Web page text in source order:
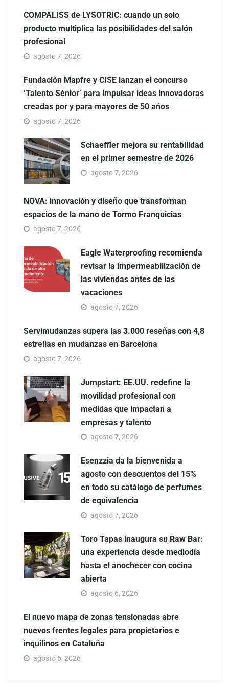
COMPALISS de LYSOTRIC: cuando un solo
producto multiplica las posibilidades del salón
profesional
agosto 7, 2026
Fundación Mapfre y CISE lanzan el concurso
‘Talento Sénior’ para impulsar ideas innovadoras
creadas por y para mayores de 50 años
agosto 7, 2026
Schaeffler mejora su rentabilidad
en el primer semestre de 2026
agosto 7, 2026
NOVA: innovación y diseño que transforman
espacios de la mano de Tormo Franquicias
agosto 7, 2026
Eagle Waterproofing recomienda
revisar la impermeabilización de
las viviendas antes de las
vacaciones
agosto 7, 2026
Servimudanzas supera las 3.000 reseñas con 4,8
estrellas en mudanzas en Barcelona
agosto 7, 2026
Jumpstart: EE.UU. redefine la
movilidad profesional con
medidas que impactan a
empresas y talento
agosto 7, 2026
Esenzzia da la bienvenida a
agosto con descuentos del 15%
en todo su catálogo de perfumes
de equivalencia
agosto 7, 2026
Toro Tapas inaugura su Raw Bar:
una experiencia desde mediodía
hasta el anochecer con cocina
abierta
agosto 6, 2026
El nuevo mapa de zonas tensionadas abre
nuevos frentes legales para propietarios e
inquilinos en Cataluña
agosto 6, 2026